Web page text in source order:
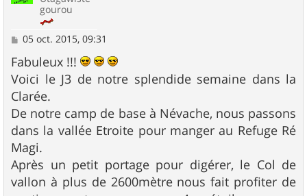
gourou
M
s
s
a
g
e
05 oct. 2015, 09:31
Fabuleux !!!
Voici le J3 de notre splendide semaine dans la
Clarée.
De notre camp de base à Névache, nous passons
dans la vallée Etroite pour manger au Refuge Ré
Magi.
Après un petit portage pour digérer, le Col de
vallon à plus de 2600mètre nous fait profiter de